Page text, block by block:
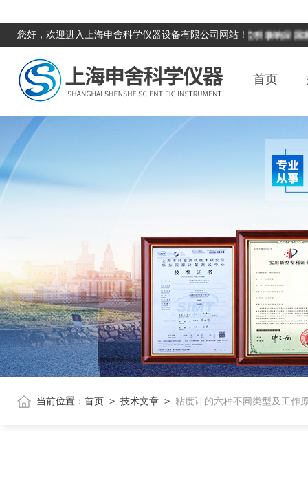
您好，欢迎进入上海申舍科学仪器设备有限公司网站！本单位积极响应国家计
首页
当前位置： 首页 > 技术文章 > 粘度计的六种不同类型及工作